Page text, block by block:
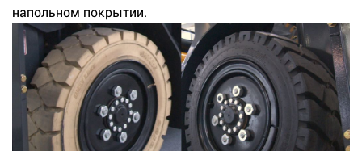
напольном покрытии.